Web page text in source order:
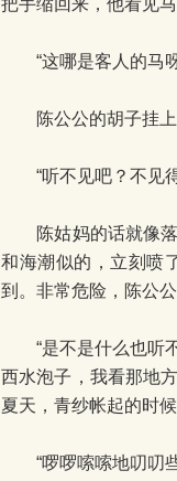
把手缩回来，他看见
“这哪是客人的马
陈公公的胡子挂上
“听不见吧？不见
陈姑妈的话就像落
和海潮似的，立刻喷
到。非常危险，陈公
“是不是什么也听不
西水泡子，我看那地
夏天，青纱帐起的时
“啰啰嗦嗦地叨叨些